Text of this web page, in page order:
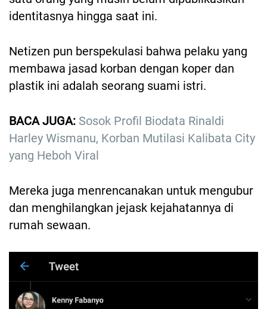
identitasnya hingga saat ini.
Netizen pun berspekulasi bahwa pelaku yang
membawa jasad korban dengan koper dan
plastik ini adalah seorang suami istri.
BACA JUGA: Sosok Profil Biodata Rinaldi
Harley Wismanu, Korban Mutilasi Kalibata City
yang Heboh Viral
Mereka juga menrencanakan untuk mengubur
dan menghilangkan jejask kejahatannya di
rumah sewaan.